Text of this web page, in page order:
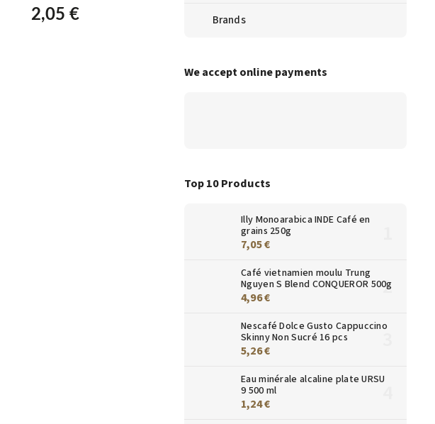
Brands
We accept online payments
Top 10 Products
Illy Monoarabica INDE Café en
grains 250g
7,05 €
Café vietnamien moulu Trung
Nguyen S Blend CONQUEROR 500g
4,96 €
Nescafé Dolce Gusto Cappuccino
Skinny Non Sucré 16 pcs
5,26 €
Eau minérale alcaline plate URSU
9 500 ml
1,24 €
Italfoods Dolce Vita MINI
CIOCK 10 pièces
2,05 €
pièces
2,29 €